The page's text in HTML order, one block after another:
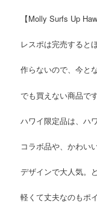
【Molly Surfs Up
レスポは完売すると
作らないので、今と
でも買えない商品で
ハワイ限定品は、ハ
コラボ品や、かわい
デザインで大人気。
軽くて丈夫なのもポ